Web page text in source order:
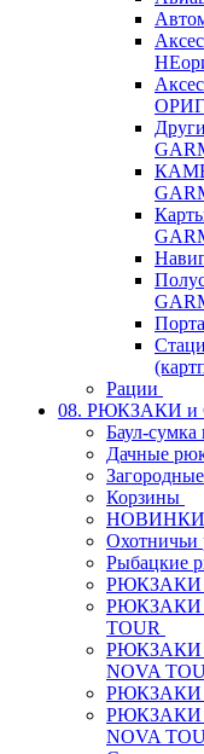
Рации
08. РЮКЗАКИ
Баул-
Дачные
Корзины
НОВИНКИ
Охотничьи
Рыбацкие
РЮКЗАКИ
РЮКЗАКИ
TOUR
NOVA
РЮКЗАКИ
РЮКЗАКИ
NOVA